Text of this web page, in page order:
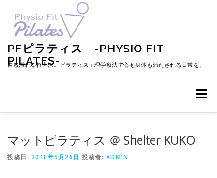
PFピラティス -PHYSIO FIT
PILATES-
自然溢れる軽井沢。ピラティス＋理学療法で心も身体も満たされる日常を。
メニュー
マットピラティス ＠ Shelter KUKO
投稿日: 2018年5月26日 投稿者: ADMIN